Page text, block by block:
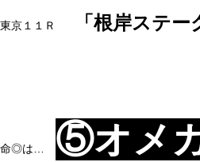
京１１Ｒ 「根岸ステー
命◎は… ⑤オメ